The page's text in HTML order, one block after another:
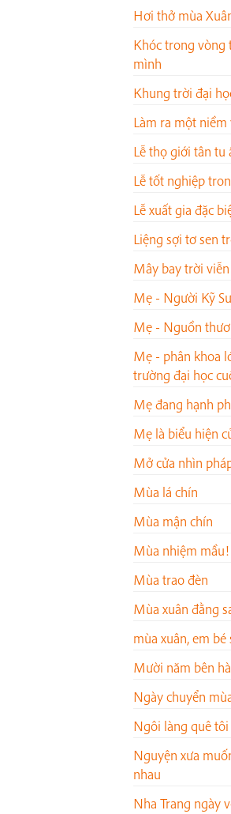
Hơi thở mùa
Khóc trong vòng
mình
Khung trời đại
Làm ra một niềm
Lễ thọ giới tân tu
Lễ tốt nghiệp
Lễ xuất gia đặc
Liệng sợi tơ sen
Mây bay trời
Mẹ - Người Kỹ
Mẹ - Nguồn
Mẹ - phân khoa
trường đại học
Mẹ đang hạnh
Mẹ là biểu hiện
Mở cửa nhìn
Mùa lá chín
Mùa mận chín
Mùa nhiệm mầu!
Mùa trao đèn
Mùa xuân đằng
mùa xuân, em bé
Mười năm bên
Ngày chuyển
Ngôi làng quê tôi
Nguyện xưa
nhau
Nha Trang ngày